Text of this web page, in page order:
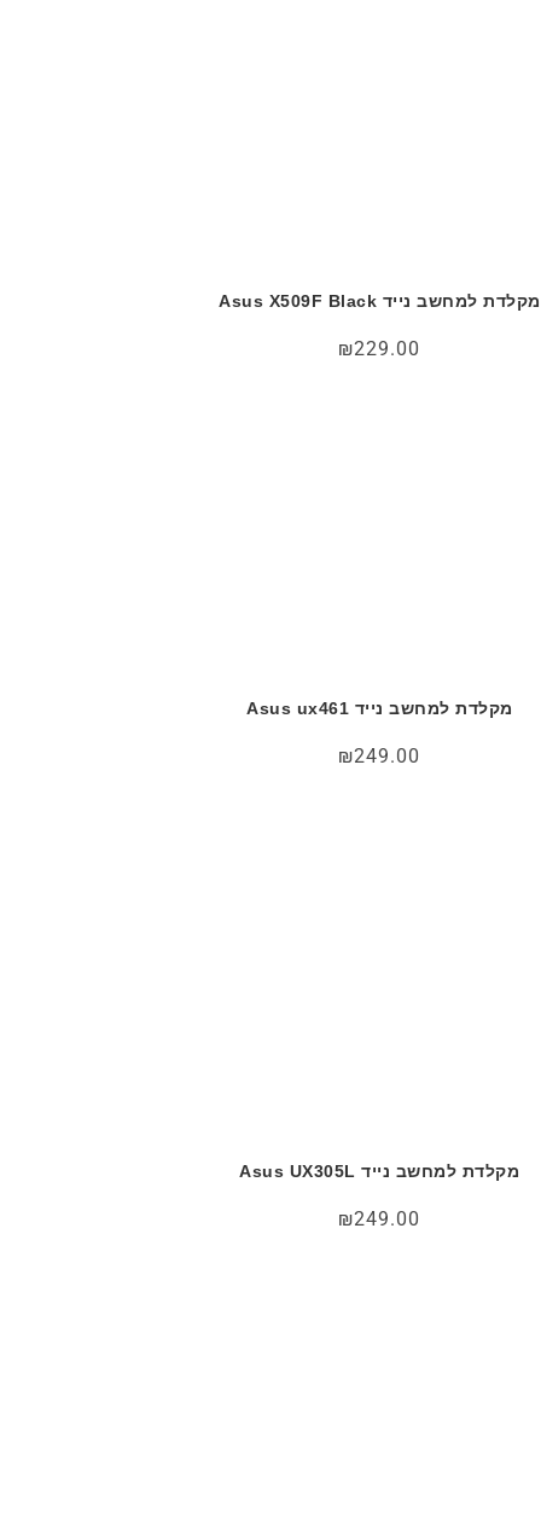
מקלדת למחשב נייד Asus X509F Black
₪229.00
מקלדת למחשב נייד Asus ux461
₪249.00
מקלדת למחשב נייד Asus UX305L
₪249.00